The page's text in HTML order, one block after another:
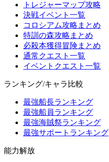
トレジャーマップ攻略
決戦イベント一覧
コロシアム攻略まとめ
特訓の森攻略まとめ
必殺本獲得冒険まとめ
通常クエスト一覧
イベントクエスト一覧
ランキング/キャラ比較
最強船長ランキング
最強船員ランキング
最強海賊祭ランキング
最強サポートランキング
能力解放